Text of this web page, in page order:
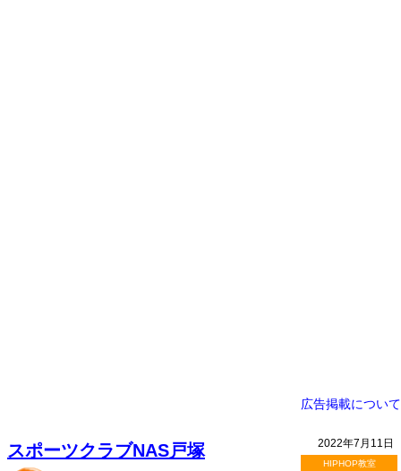
広告掲載について
2022年7月11日
HIPHOP教室
スポーツクラブNAS戸塚